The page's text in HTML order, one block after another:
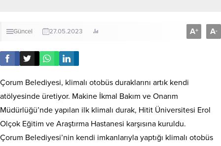
Güncel 27.05.2023 A+ A-
Çorum Belediyesi, klimalı otobüs duraklarını artık kendi
atölyesinde üretiyor. Makine İkmal Bakım ve Onarım
Müdürlüğü’nde yapılan ilk klimalı durak, Hitit Üniversitesi Erol
Olçok Eğitim ve Araştırma Hastanesi karşısına kuruldu.
Çorum Belediyesi’nin kendi imkanlarıyla yaptığı klimalı otobüs